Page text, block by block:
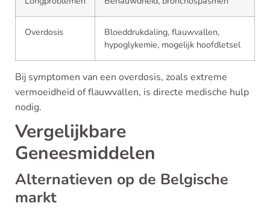
Overdosis
Bloeddrukdaling, flauwvallen,
hypoglykemie, mogelijk hoofdletsel
Bij symptomen van een overdosis, zoals extreme
vermoeidheid of flauwvallen, is directe medische hulp
nodig.
Vergelijkbare
Geneesmiddelen
Alternatieven op de Belgische
markt